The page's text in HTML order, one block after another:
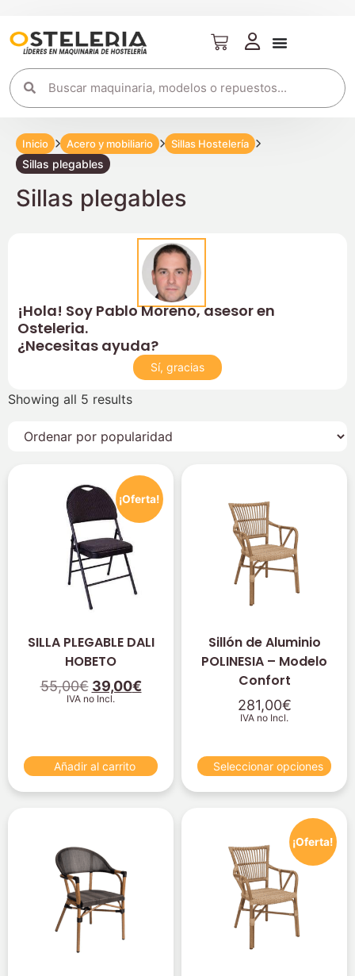
Inicio Acero y mobiliario Sillas Hostelería
Sillas plegables
Sillas plegables
¡Hola! Soy Pablo Moreno, asesor en
Osteleria.
¿Necesitas ayuda?
Sí, gracias
Showing all 5 results
¡Oferta!
SILLA PLEGABLE DALI
HOBETO
55,00€ 39,00€
IVA no Incl.
Añadir al carrito
Sillón de Aluminio
POLINESIA – Modelo
Confort
281,00€
IVA no Incl.
Seleccionar opciones
¡Oferta!